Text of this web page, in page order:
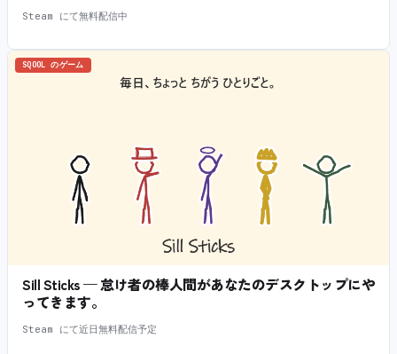
Steam にて無料配信中
SQOOL のゲーム
Sill Sticks — 怠け者の棒人間があなたのデスクトップにや
ってきます。
Steam にて近日無料配信予定